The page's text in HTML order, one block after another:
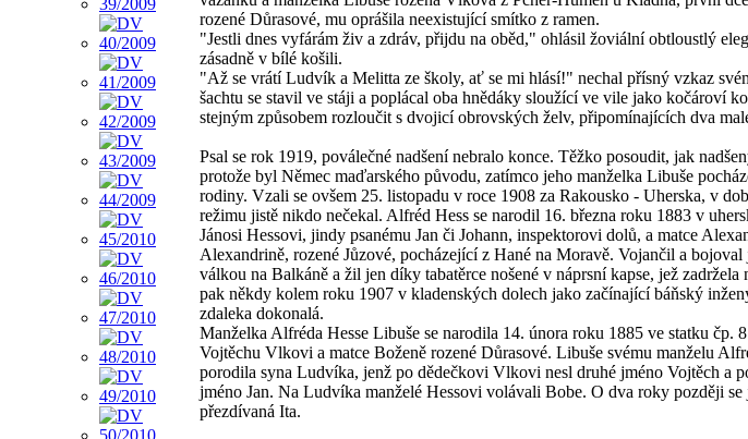
rozené Důrasové, mu oprášila neexistující smítko z ramen.
"Jestli dnes vyfárám živ a zdráv, přijdu na oběd," ohlásil žoviální obtloustlý
zásadně v bílé košili.
"Až se vrátí Ludvík a Melitta ze školy, ať se mi hlásí!" nechal přísný vzkaz
šachtu se stavil ve stáji a poplácal oba hnědáky sloužící ve vile jako kočároví
stejným způsobem rozloučit s dvojicí obrovských želv, připomínajících dva
Psal se rok 1919, poválečné nadšení nebralo konce. Těžko posoudit, jak
protože byl Němec maďarského původu, zatímco jeho manželka Libuše
rodiny. Vzali se ovšem 25. listopadu v roce 1908 za Rakousko - Uherska, v
režimu jistě nikdo nečekal. Alfréd Hess se narodil 16. března roku 1883 v
Jánosi Hessovi, jindy psanému Jan či Johann, inspektorovi dolů, a matce
Alexandrině, rozené Jůzové, pocházející z Hané na Moravě. Vojančil a bojoval
válkou na Balkáně a žil jen díky tabatěrce nošené v náprsní kapse, jež
pak někdy kolem roku 1907 v kladenských dolech jako začínající báňský
zdaleka dokonalá.
Manželka Alfréda Hesse Libuše se narodila 14. února roku 1885 ve statku čp.
Vojtěchu Vlkovi a matce Boženě rozené Důrasové. Libuše svému manželu
porodila syna Ludvíka, jenž po dědečkovi Vlkovi nesl druhé jméno Vojtěch a
jméno Jan. Na Ludvíka manželé Hessovi volávali Bobe. O dva roky později
přezdívaná Ita.